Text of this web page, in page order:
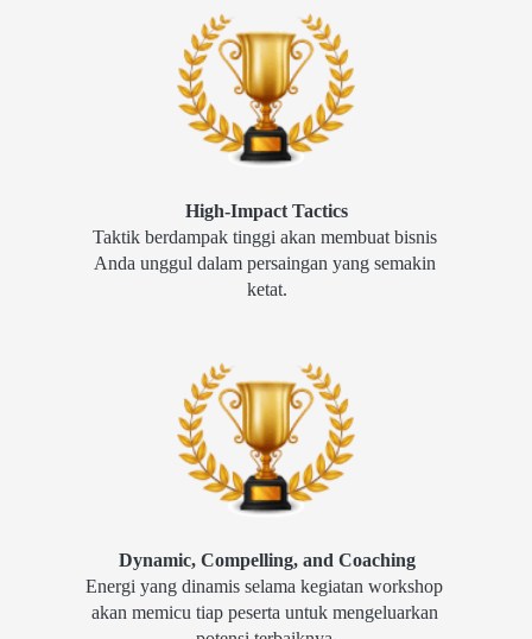
High-Impact Tactics
Taktik berdampak tinggi akan membuat bisnis
Anda unggul dalam persaingan yang semakin
ketat.
Dynamic, Compelling, and Coaching
Energi yang dinamis selama kegiatan workshop
akan memicu tiap peserta untuk mengeluarkan